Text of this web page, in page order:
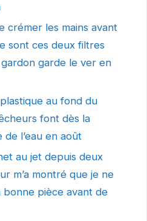
crémer les mains avant
sont ces deux filtres
garde le ver en
au fond du
font dès la
l’eau en août
au jet depuis deux
m’a montré que je ne
pièce avant de